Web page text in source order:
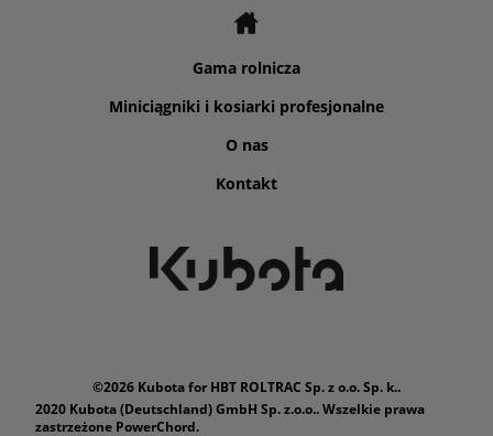
Gama rolnicza
Miniciągniki i kosiarki profesjonalne
O nas
Kontakt
©2026 Kubota for HBT ROLTRAC Sp. z o.o. Sp. k..
2020 Kubota (Deutschland) GmbH Sp. z.o.o.. Wszelkie prawa
zastrzeżone PowerChord.